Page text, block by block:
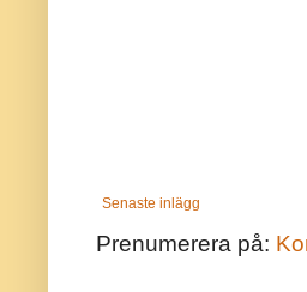
Senaste inlägg
Prenumerera på: